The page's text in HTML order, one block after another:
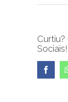
Sociais!